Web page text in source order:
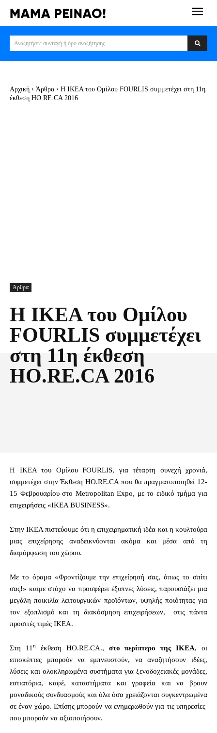
Αναζητήστε συνταγή ή όρο αναζήτησης
Αρχική Άρθρα
H ΙΚΕΑ του Ομίλου FOURLIS συμμετέχει στη 11η
έκθεση HO.RE.CA 2016
Άρθρα
H ΙΚΕΑ του Ομίλου
FOURLIS συμμετέχει
στη 11η έκθεση
HO.RE.CA 2016
Η ΙΚΕΑ του Ομίλου FOURLIS, για τέταρτη συνεχή χρονιά,
συμμετέχει στην Έκθεση HO.RE.CA που θα πραγματοποιηθεί 12-
15 Φεβρουαρίου στο Metropolitan Expo, με το ειδικό τμήμα για
επιχειρήσεις «ΙΚΕΑ BUSINESS».
Στην ΙΚΕΑ πιστεύουμε ότι η επιχειρηματική ιδέα και η κουλτούρα
μιας επιχείρησης αναδεικνύονται ακόμα και μέσα από τη
διαμόρφωση του χώρου.
Με το όραμα «Φροντίζουμε την επιχείρησή σας, όπως το σπίτι
σας!» καιμε στόχο να προσφέρει έξυπνες λύσεις, παρουσιάζει μια
μεγάλη ποικιλία λειτουργικών προϊόντων, υψηλής ποιότητας για
τον εξοπλισμό και τη διακόσμηση επιχειρήσεων, στις πάντα
προσιτές τιμές ΙΚΕΑ.
Στη 11 ηέκθεση HO.RE.CA., στο περίπτερο της ΙΚΕΑ, οι
επισκέπτες μπορούννα εμπνευστούν, να αναζητήσουν ιδέες,
λύσεις και ολοκληρωμένα συστήματα για ξενοδοχειακές μονάδες,
εστιατόρια, καφέ, καταστήματα και γραφεία και να βρουν
μοναδικούς συνδυασμούς και όλα όσα χρειάζονται συγκεντρωμένα
σε έναν χώρο. Επίσης μπορούν να ενημερωθούν για τις υπηρεσίες
που μπορούν να αξιοποιήσουν.